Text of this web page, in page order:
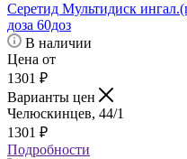
Серетид Мультидиск
доза 60доз
В наличии
Цена от
1301 ₽
Варианты цен
Челюскинцев, 44/1
1301 ₽
Подробности